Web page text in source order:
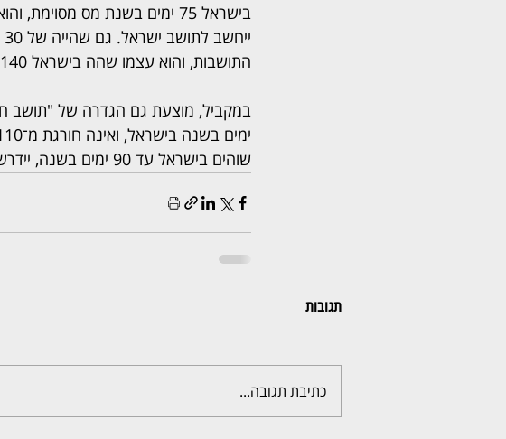
התושבות, והוא עצמו שהה בישראל 140 ימים במצטבר בתקופות שצוינו.
שוהים בישראל עד 90 ימים בשנה, יידרש להוכיח שהות שאינה עולה על 125 ימים בשנתיים שמסביב.
תגובות
כתיבת תגובה...